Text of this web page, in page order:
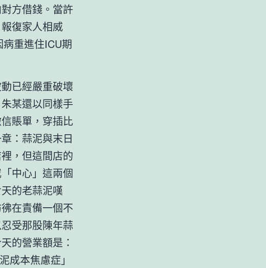
方借錢。當許
復家人相威
重進住ICU期
已經嚴重破壞
某還以同樣手
賬單，穿插比
：蒜泥與末日
，但這間店的
中心」這兩個
的老蒜泥嘆
在責備一個不
受那股陳年蒜
的營業額是：
成本焦慮症」